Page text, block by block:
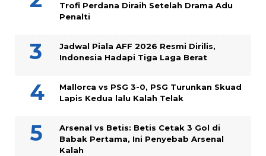
Trofi Perdana Diraih Setelah Drama Adu
Penalti
Jadwal Piala AFF 2026 Resmi Dirilis,
Indonesia Hadapi Tiga Laga Berat
Mallorca vs PSG 3-0, PSG Turunkan Skuad
Lapis Kedua lalu Kalah Telak
Arsenal vs Betis: Betis Cetak 3 Gol di
Babak Pertama, Ini Penyebab Arsenal
Kalah